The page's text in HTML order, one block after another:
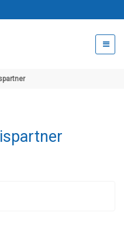
- 74 50 70